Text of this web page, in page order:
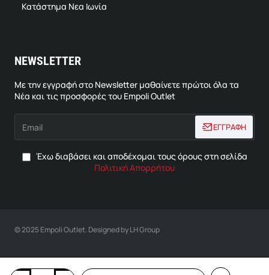
Κατάστημα Νεα Ιωνία
NEWSLETTER
Με την εγγραφή στο Newsletter μαθαίνετε πρώτοι όλα τα
Νέα και τις προσφορές του Empoli Outlet
ΕΓΓΡΑΦΗ
Έχω διαβάσει και αποδέχομαι τους όρους στη σελίδα
Πολιτική Απορρήτου
© 2025 Empoli Outlet. Designed by LH Group